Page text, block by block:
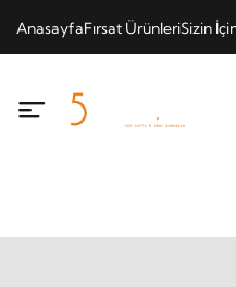
AnasayfaFırsat ÜrünleriSizin